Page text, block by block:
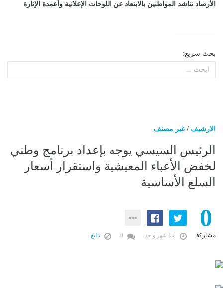
الأرصاد تناشد المواطنين بالابتعاد عن اللوحات الإعلانية وأعمدة الإنارة
بحث سريع:
الارشيف /غير مصنف
الرئيس السيسي يوجه بإعداد برنامج وطني
لخفض الأعباء المعيشية واستقرار أسعار
السلع الأساسية
0
مشاركة منذ شهر واحد تبليغ